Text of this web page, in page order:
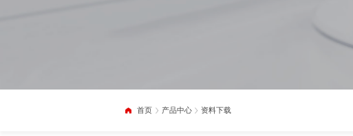
首页 产品中心 资料下载